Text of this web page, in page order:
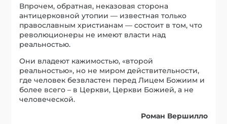
Впрочем, обратная, неказовая сторона
антицерковной утопии — известная только
православным христианам — состоит в том, что
революционеры не имеют власти над
реальностью.
Они владеют кажимостью, «второй
реальностью», но не миром действительности,
где человек безвластен перед Лицем Божиим и
более всего – в Церкви, Церкви Божией, а не
человеческой.
Роман Вершилло